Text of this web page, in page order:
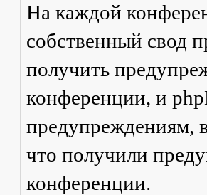
На каждой
собственный свод
получить
конференции, и
предупреждениям,
что получили
конференции.